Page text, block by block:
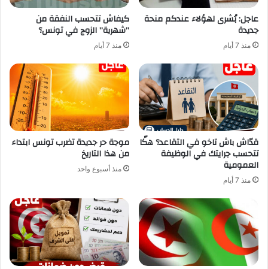
عاجل: بُشرى لهؤلاء عندكم منحة
جديدة
منذ 7 أيام
كيفاش تتحسب النفقة من
”شهرية” الزوج في تونس؟
منذ 7 أيام
قدّاش باش تاخو في التقاعد؟ هكّا
تتحسب جرايتك في الوظيفة
العمومية
منذ 7 أيام
موجة حر جديدة تضرب تونس ابتداء
من هذا التاريخ
منذ أسبوع واحد